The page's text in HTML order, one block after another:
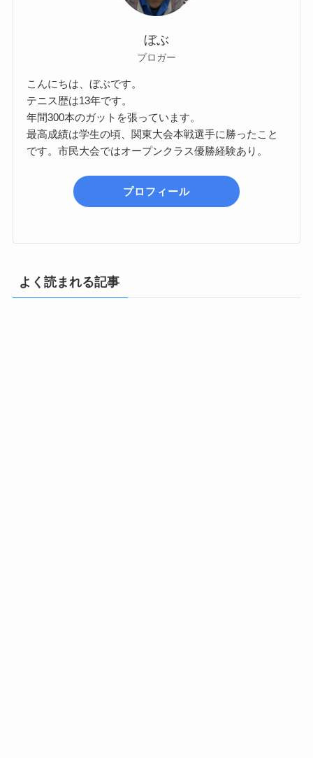
ぼぶ
ブロガー
こんにちは、ぼぶです。
テニス歴は13年です。
年間300本のガットを張っています。
最高成績は学生の頃、関東大会本戦選手に勝ったこと
です。市民大会ではオープンクラス優勝経験あり。
プロフィール
よく読まれる記事